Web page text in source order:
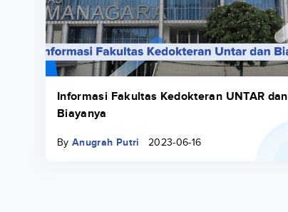
Informasi Fakultas Kedokteran UNTAR dan
Biayanya
By Anugrah Putri 2023-06-16